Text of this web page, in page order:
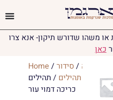
משהו שדורש תיקון- אנא צרו
כאן
Home / יודאיקה / סידור
תהילים / תהילים
כריכה דמוי עור